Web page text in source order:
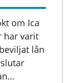
om Ica
har varit
lån